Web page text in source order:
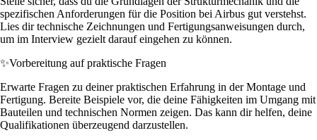
spezifischen Anforderungen für die Position bei Airbus gut verstehst.
Lies dir technische Zeichnungen und Fertigungsanweisungen durch,
um im Interview gezielt darauf eingehen zu können.
✨Vorbereitung auf praktische Fragen
Erwarte Fragen zu deiner praktischen Erfahrung in der Montage und
Fertigung. Bereite Beispiele vor, die deine Fähigkeiten im Umgang mit
Bauteilen und technischen Normen zeigen. Das kann dir helfen, deine
Qualifikationen überzeugend darzustellen.